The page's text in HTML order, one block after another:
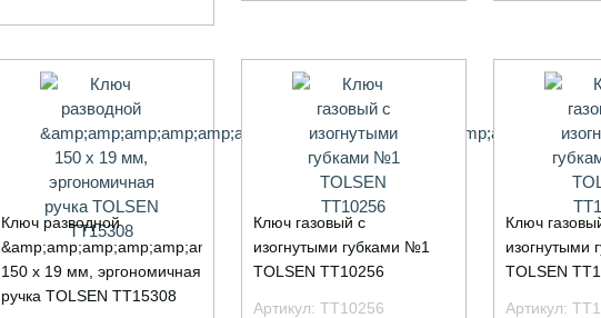
Ключ разводной
150 х 19 мм, эргономичная
ручка TOLSEN TT15308
Ключ газовый с
изогнутыми губками №1
TOLSEN TT10256
Артикул: TT10256
Ключ
изогнутыми
TOLSEN
Артикул: